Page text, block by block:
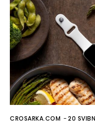
CROSARKA.COM -20